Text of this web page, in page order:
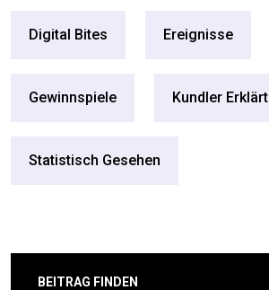
Digital Bites Ereignisse
Gewinnspiele Kundler Erklärt
Statistisch Gesehen
BEITRAG FINDEN